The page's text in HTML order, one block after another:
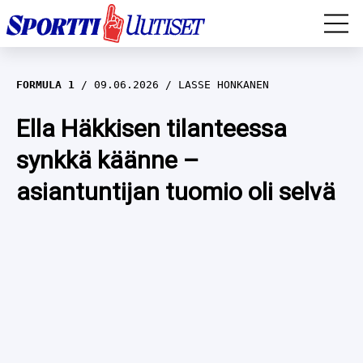
EM-YLEISURHEILU
JÄÄKIEKKO
YLEISURHEILU
WILMA HELTELÄ
TALVILAJIT
FORMULA 1 09.06.2026 LASSE HONKANEN
Ella Häkkisen tilanteessa
synkkä käänne –
asiantuntijan tuomio oli selvä